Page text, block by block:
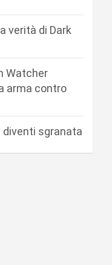
verità di Dark
Watcher
arma contro
diventi sgranata